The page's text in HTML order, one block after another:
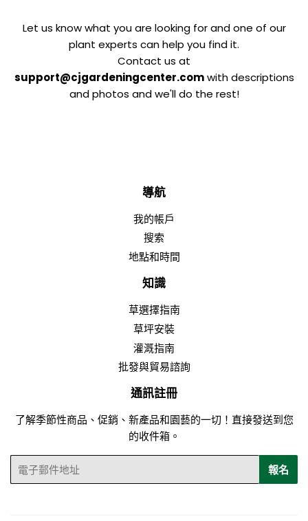
Let us know what you are looking for and one of our
plant experts can help you find it.
Contact us at
support@cjgardeningcenter.comwith descriptions
and photos and we'll do the rest!
導航
我的帳戶
搜索
地點和時間
知識
草選擇指南
草坪安裝
灌溉指南
批發與貿易諮詢
通訊註冊
了解季節性商品、促銷、新產品和園藝的一切！直接發送到您
的收件箱。
電
子
報名